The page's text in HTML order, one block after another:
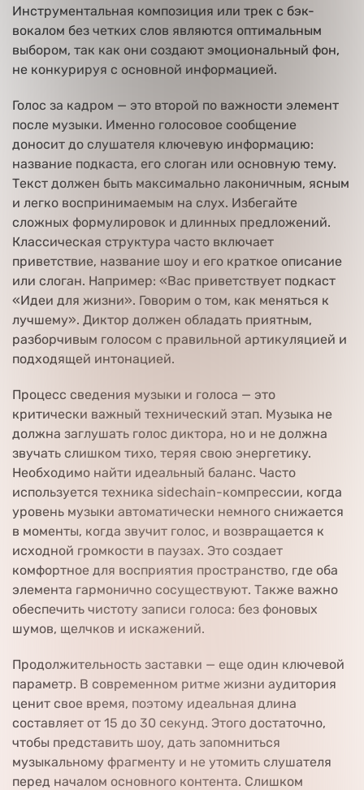
Инструментальная композиция или трек с бэк-
вокалом без четких слов являются оптимальным
выбором, так как они создают эмоциональный фон,
не конкурируя с основной информацией.
Голос за кадром — это второй по важности элемент
после музыки. Именно голосовое сообщение
доносит до слушателя ключевую информацию:
название подкаста, его слоган или основную тему.
Текст должен быть максимально лаконичным, ясным
и легко воспринимаемым на слух. Избегайте
сложных формулировок и длинных предложений.
Классическая структура часто включает
приветствие, название шоу и его краткое описание
или слоган. Например: «Вас приветствует подкаст
«Идеи для жизни». Говорим о том, как меняться к
лучшему». Диктор должен обладать приятным,
разборчивым голосом с правильной артикуляцией и
подходящей интонацией.
Процесс сведения музыки и голоса — это
критически важный технический этап. Музыка не
должна заглушать голос диктора, но и не должна
звучать слишком тихо, теряя свою энергетику.
Необходимо найти идеальный баланс. Часто
используется техника sidechain-компрессии, когда
уровень музыки автоматически немного снижается
в моменты, когда звучит голос, и возвращается к
исходной громкости в паузах. Это создает
комфортное для восприятия пространство, где оба
элемента гармонично сосуществуют. Также важно
обеспечить чистоту записи голоса: без фоновых
шумов, щелчков и искажений.
Продолжительность заставки — еще один ключевой
параметр. В современном ритме жизни аудитория
ценит свое время, поэтому идеальная длина
составляет от 15 до 30 секунд. Этого достаточно,
чтобы представить шоу, дать запомниться
музыкальному фрагменту и не утомить слушателя
перед началом основного контента. Слишком